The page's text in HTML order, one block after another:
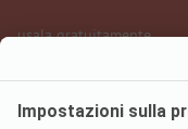
usala gratuitamente